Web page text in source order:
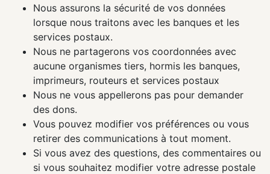
Nous assurons la sécurité de vos données
lorsque nous traitons avec les banques et les
services postaux.
Nous ne partagerons vos coordonnées avec
aucune organismes tiers, hormis les banques,
imprimeurs, routeurs et services postaux
Nous ne vous appellerons pas pour demander
des dons.
Vous pouvez modifier vos préférences ou vous
retirer des communications à tout moment.
Si vous avez des questions, des commentaires ou
si vous souhaitez modifier votre adresse postale